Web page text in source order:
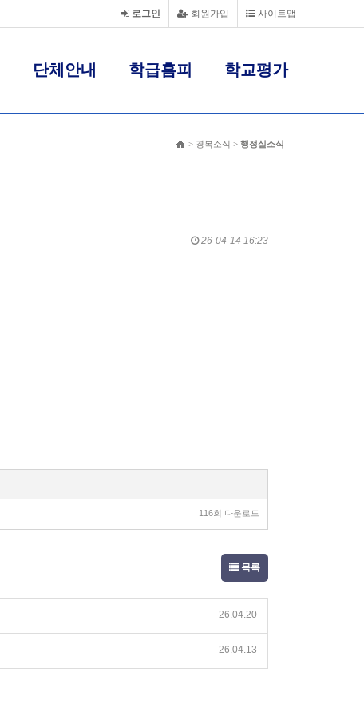
사이트맵
회원가입
로그인
단체안내 학급홈피 학교평가
> 경복소식 > 행정실소식
26-04-14 16:23
116회 다운로드
목록
26.04.20
26.04.13